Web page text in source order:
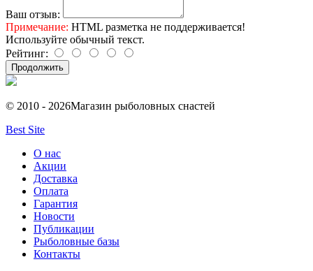
Ваш отзыв:
Примечание: HTML разметка не поддерживается!
Используйте обычный текст.
Рейтинг:
Продолжить
© 2010 - 2026Магазин рыболовных снастей
Best Site
О нас
Акции
Доставка
Оплата
Гарантия
Новости
Публикации
Рыболовные базы
Контакты